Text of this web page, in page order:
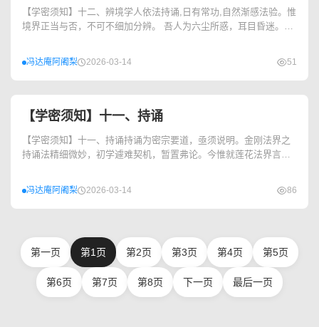
【学密须知】十二、辨境学人依法持诵,日有常功,自然渐感法验。惟
境界正当与否，不可不细加分辨。 吾人为六尘所惑，耳目昏迷。人
冯达庵阿阇梨 2026-03-14 51
【学密须知】十一、持诵
【学密须知】十一、持诵持诵为密宗要道，亟须说明。金刚法界之
持诵法精细微妙，初学遽难契机，暂置弗论。今惟就莲花法界言
冯达庵阿阇梨 2026-03-14 86
第一页 第1页 第2页 第3页 第4页 第5页
第6页 第7页 第8页 下一页 最后一页